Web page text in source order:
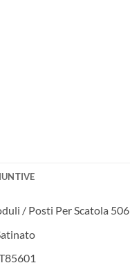
/ Posti Per Scatola 506